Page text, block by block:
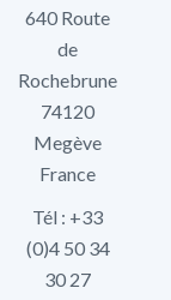
640 Route
de
Rochebrune
74120
Megève
France
Tél : +33
(0)4 50 34
30 27